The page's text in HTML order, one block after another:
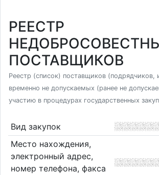
РЕЕСТР
ПОСТАВЩИКОВ
Реестр (список) поставщиков (подрядчиков,
временно не допускаемых (ранее не
участию в процедурах государственных
Вид закупок
Место нахождения,
электронный адрес,
номер телефона, факса